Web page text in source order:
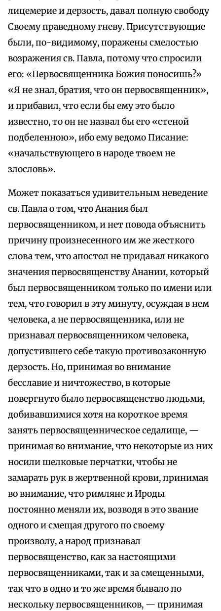
лицемерие и дерзость, давал полную свободу
Своему праведному гневу. Присутствующие
были, по-видимому, поражены смелостью
возражения св. Павла, потому что спросили
его: «Первосвященника Божия поносишь?»
«Я не знал, братия, что он первосвященник»,
и прибавил, что если бы ему это было
известно, то он не назвал бы его «стеной
подбеленною», ибо ему ведомо Писание:
«начальствующего в народе твоем не
злословь».
Может показаться удивительным неведение
св. Павла о том, что Анания был
первосвященником, и нет повода объяснить
причину произнесенного им же жесткого
слова тем, что апостол не придавал никакого
значения первосвященству Анании, который
был первосвященником только по имени или
тем, что говорил в эту минуту, осуждая в нем
человека, а не первосвященника, или не
признавал первосвященником человека,
допустившего себе такую противозаконную
дерзость. Но, принимая во внимание
бесславие и ничтожество, в которые
повергнуто было первосвященство людьми,
добивавшимися хотя на короткое время
занять первосвященническое седалище, —
принимая во внимание, что некоторые из них
носили шелковые перчатки, чтобы не
замарать рук в жертвенной крови, принимая
во внимание, что римляне и Ироды
постоянно меняли их, возводя в это звание
одного и смещая другого по своему
произволу, а народ признавал
первосвященство, как за настоящими
первосвященниками, так и за смещенными,
так что в одно и то же время бывало по
нескольку первосвященников, — принимая